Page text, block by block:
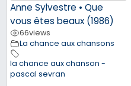
Anne Sylvestre • Que
vous êtes beaux (1986)
66views
La chance aux chansons
la chance aux chanson -
pascal sevran